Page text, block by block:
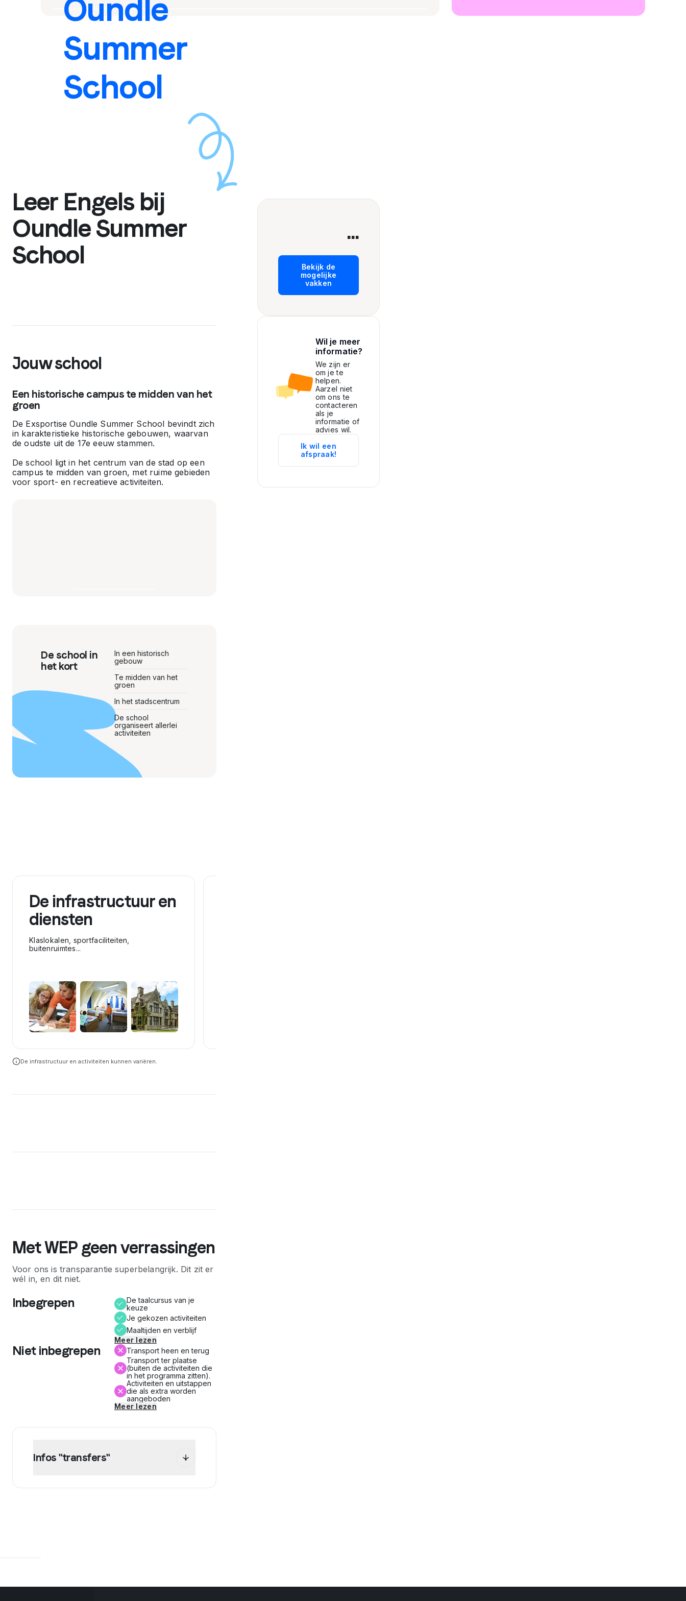
Oundle
Summer
School
Leer Engels bij
Oundle Summer
School
Jouw school
Een historische campus te midden van het
groen
De Exsportise Oundle Summer School bevindt zich
in karakteristieke historische gebouwen, waarvan
de oudste uit de 17e eeuw stammen.
De school ligt in het centrum van de stad op een
campus te midden van groen, met ruime gebieden
voor sport- en recreatieve activiteiten.
De school in
het kort
In een historisch
gebouw
Te midden van het
groen
In het stadscentrum
De school
organiseert allerlei
activiteiten
...
Bekijk de
mogelijke
vakken
Wil je meer
informatie?
We zijn er
om je te
helpen.
Aarzel niet
om ons te
contacteren
als je
informatie of
advies wil.
Ik wil een
afspraak!
De infrastructuur en
diensten
Klaslokalen, sportfaciliteiten,
buitenruimtes...
De infrastructuur en activiteiten kunnen variëren.
Met WEP geen verrassingen
Voor ons is transparantie superbelangrijk. Dit zit er
wél in, en dit niet.
Inbegrepen
De taalcursus van je
keuze
Je gekozen activiteiten
Maaltijden en verblijf
Meer lezen
Niet inbegrepen
Transport heen en terug
Transport ter plaatse
(buiten de activiteiten die
in het programma zitten).
Activiteiten en uitstappen
die als extra worden
aangeboden
Meer lezen
Infos "transfers"
kader van je programma. Bereken uw offerte
luchthavens van Heathrow en Stansted.
9u en 17u.